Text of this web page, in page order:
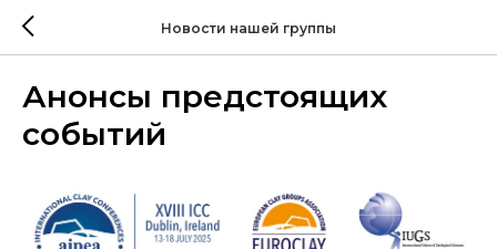
Новости нашей группы
Анонсы предстоящих
событий